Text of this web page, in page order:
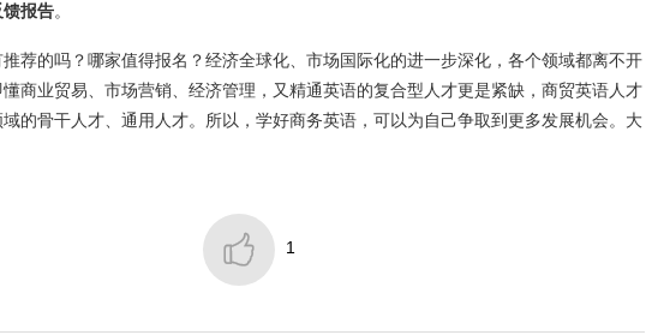
报告。
荐的吗？哪家值得报名？经济全球化、市场国际化的进一步深化，各个领域都离不开
商业贸易、市场营销、经济管理，又精通英语的复合型人才更是紧缺，商贸英语人才
的骨干人才、通用人才。所以，学好商务英语，可以为自己争取到更多发展机会。大
 1